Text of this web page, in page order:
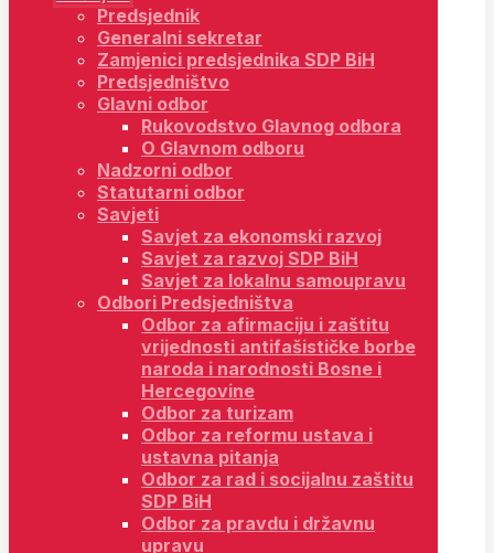
Predsjednik
Generalni sekretar
Zamjenici predsjednika SDP BiH
Predsjedništvo
Glavni odbor
Rukovodstvo Glavnog odbora
O Glavnom odboru
Nadzorni odbor
Statutarni odbor
Savjeti
Savjet za ekonomski razvoj
Savjet za razvoj SDP BiH
Savjet za lokalnu samoupravu
Odbori Predsjedništva
Odbor za afirmaciju i zaštitu
vrijednosti antifašističke borbe
naroda i narodnosti Bosne i
Hercegovine
Odbor za turizam
Odbor za reformu ustava i
ustavna pitanja
Odbor za rad i socijalnu zaštitu
SDP BiH
Odbor za pravdu i državnu
upravu